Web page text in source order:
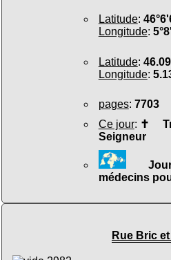
Latitude:
Longitude:
Latitude:
Longitude:
pages: 7703
Ce jour: ✝
Seigneur
médecins
Rue Bric